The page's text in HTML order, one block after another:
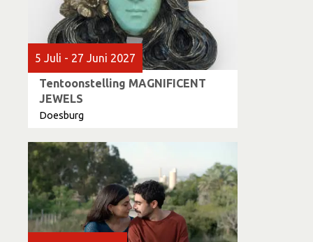
5 Juli - 27 Juni 2027
Tentoonstelling MAGNIFICENT
JEWELS
Doesburg